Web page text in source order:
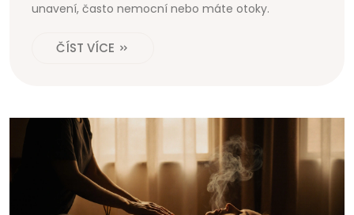
unavení, často nemocní nebo máte otoky.
ČÍST VÍCE